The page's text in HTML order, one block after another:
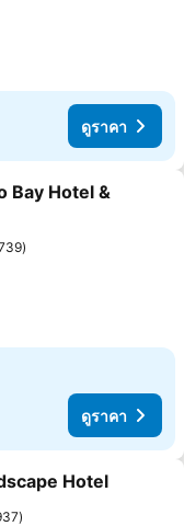
ดูราคา
การโปรด
Bay Hotel &
ดูราคา
การโปรด
Hotel